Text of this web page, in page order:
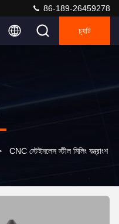
86-189-26459278
চ্যাট
CNC স্টেইনলেস স্টীল মিলিং যন্ত্রাংশ